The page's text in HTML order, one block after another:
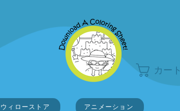
カート
ウィローストア アニメーション